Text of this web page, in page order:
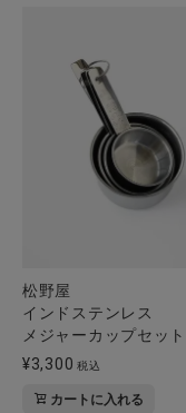
松野屋
インドステンレス
メジャーカップセット
¥3,300 税込
カートに入れる